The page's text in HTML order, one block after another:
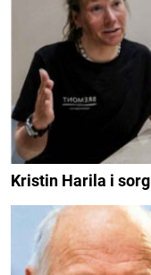
Kristin Harila i sorg